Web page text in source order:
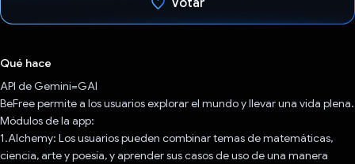
Votar
Qué hace
API de Gemini=GAI
BeFree permite a los usuarios explorar el mundo y llevar una vida plena.
Módulos de la app:
1.Alchemy: Los usuarios pueden combinar temas de matemáticas,
ciencia, arte y poesía, y aprender sus casos de uso de una manera